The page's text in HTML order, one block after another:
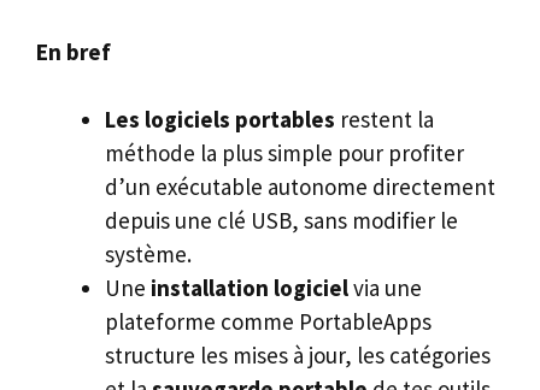
En bref
Les logiciels portables restent la
méthode la plus simple pour profiter
d’un exécutable autonome directement
depuis une clé USB, sans modifier le
système.
Une installation logicielvia une
plateforme comme PortableApps
structure les mises à jour, les catégories